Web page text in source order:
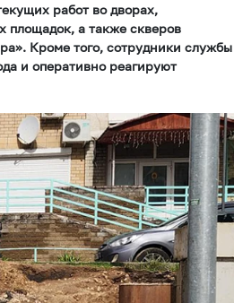
работ во дворах,
площадок, а также скверов
Кроме того, сотрудники службы
и оперативно реагируют